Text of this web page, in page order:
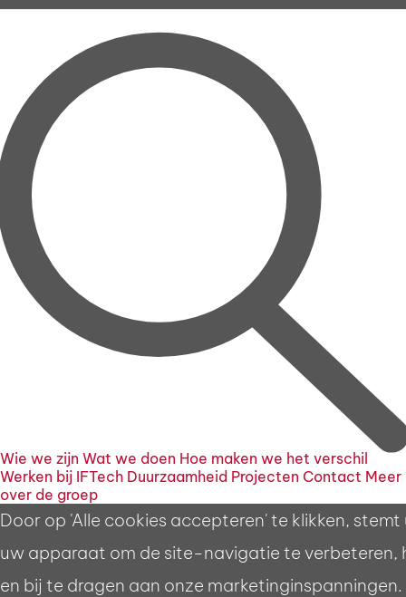
Wie we zijn Wat we doen Hoe maken we het verschil
Werken bij IFTech Duurzaamheid Projecten Contact Meer
over de groep
Door op 'Alle cookies accepteren' te klikken,
uw apparaat om de site-navigatie te verbeteren,
en bij te dragen aan onze